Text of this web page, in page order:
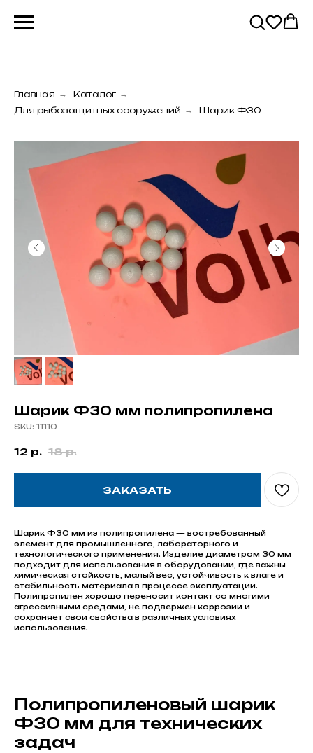
Главная → Каталог →
Для рыбозащитных сооружений → Шарик Ф30
Шарик Ф30 мм полипропилена
SKU: 11110
12 р. 18 р.
ЗАКАЗАТЬ
Шарик Ф30 мм из полипропилена — востребованный
элемент для промышленного, лабораторного и
технологического применения. Изделие диаметром 30 мм
подходит для использования в оборудовании, где важны
химическая стойкость, малый вес, устойчивость к влаге и
стабильность материала в процессе эксплуатации.
Полипропилен хорошо переносит контакт со многими
агрессивными средами, не подвержен коррозии и
сохраняет свои свойства в различных условиях
использования.
Полипропиленовый шарик
Ф30 мм для технических
задач